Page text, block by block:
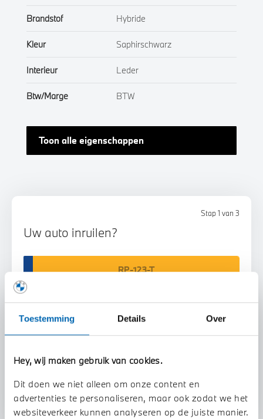
Toestemming Details Over
Hey, wij maken gebruik van cookies.
Dit doen we niet alleen om onze content en
advertenties te personaliseren, maar ook zodat we het
websiteverkeer kunnen analyseren op de juiste manier.
Stap 1 van 3
Uw auto inruilen?
U vertelt meer over uw auto
We verrekenen de waarde van uw auto
Brandstof Hybride
Kleur Saphirschwarz
Interieur Leder
Btw/Marge BTW
Toon alle eigenschappen